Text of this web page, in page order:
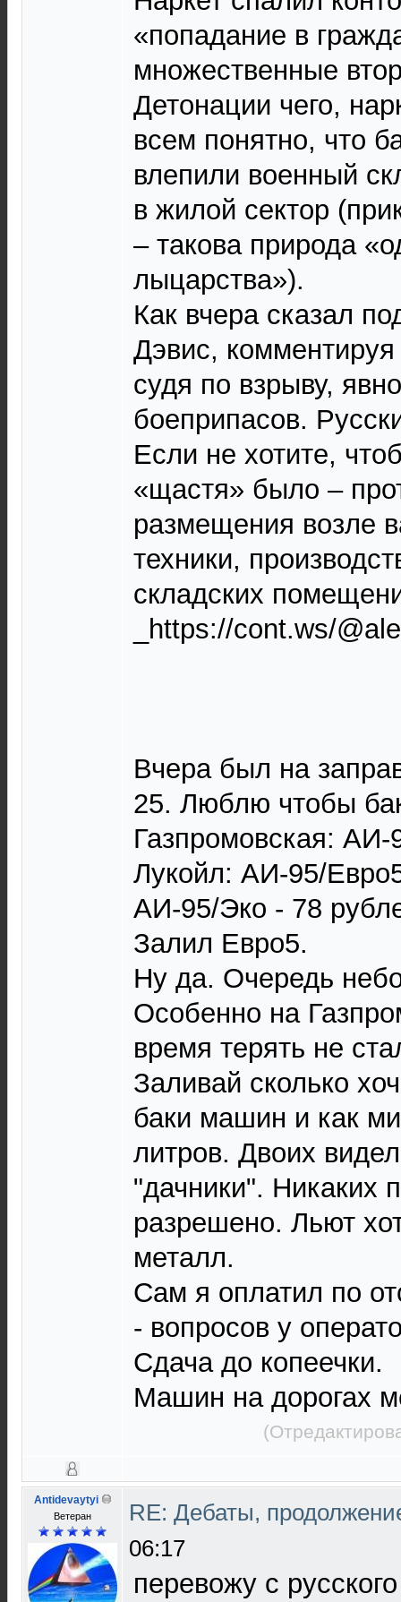
«попадание в
множественные
Детонации чего,
всем понятно, что
влепили военный
в жилой сектор
– такова природа
лыцарства»).
Как вчера сказал
Дэвис,
судя по взрыву,
боеприпасов.
Если не хотите,
«щастя» было –
размещения возле
техники,
складских
_https://cont.ws/
Вчера был на
25. Люблю чтобы
Газпромовская: АИ-
Лукойл: АИ-95/
АИ-95/Эко - 78
Залил Евро5.
Ну да. Очередь
Особенно на
время терять не
Заливай сколько
баки машин и как
литров. Двоих
"дачники". Никаких
разрешено. Льют
металл.
Сам я оплатил по
- вопросов у
Сдача до копеечки.
Машин на дорогах
Antidevaytyi
Ветеран
RE: Дебаты,
06:17
перевожу с